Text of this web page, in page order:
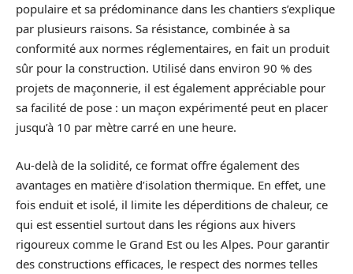
populaire et sa prédominance dans les chantiers s’explique
par plusieurs raisons. Sa résistance, combinée à sa
conformité aux normes réglementaires, en fait un produit
sûr pour la construction. Utilisé dans environ 90 % des
projets de maçonnerie, il est également appréciable pour
sa facilité de pose : un maçon expérimenté peut en placer
jusqu’à 10 par mètre carré en une heure.
Au-delà de la solidité, ce format offre également des
avantages en matière d’isolation thermique. En effet, une
fois enduit et isolé, il limite les déperditions de chaleur, ce
qui est essentiel surtout dans les régions aux hivers
rigoureux comme le Grand Est ou les Alpes. Pour garantir
des constructions efficaces, le respect des normes telles